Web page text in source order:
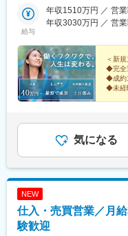
給与
年収1510万円 ／ 営
年収3030万円 ／ 営
＜新
◆完全
◆成約
◆未経
気になる
NEW
仕入・売買営業／月
験歓迎